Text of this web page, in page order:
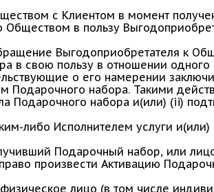
с Клиентом в момент
в пользу
Выгодоприобретателя к
в свою пользу в отношении
о его намерении
Подарочного набора. Такими
Подарочного набора и(или) (ii)
либо Исполнителем услуги
Подарочный набор, или
произвести Активацию
лицо (в том числе